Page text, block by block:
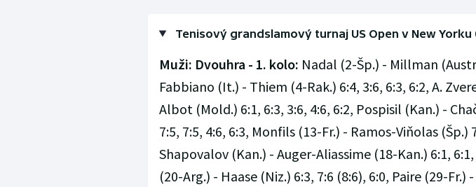
Tenisový grandslamový turnaj US Open v New
Muži: Dvouhra - 1. kolo: Nadal (2-Šp.) - Millman
Fabbiano (It.) - Thiem (4-Rak.) 6:4, 3:6, 6:3, 6:2, A.
Albot (Mold.) 6:1, 6:3, 3:6, 4:6, 6:2, Pospisil (Kan.) -
7:5, 7:5, 4:6, 6:3, Monfils (13-Fr.) - Ramos-Viňolas (Šp.)
Shapovalov (Kan.) - Auger-Aliassime (18-Kan.) 6:1,
(20-Arg.) - Haase (Niz.) 6:3, 7:6 (8:6), 6:0, Paire (29-Fr.)